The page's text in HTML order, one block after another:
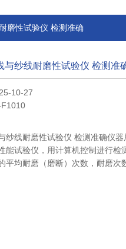
磨性试验仪 检测准确
与纱线耐磨性试验仪 检测准
10-27
F1010
纱线耐磨性试验仪 检测准确仪
能试验仪，用计算机控制进行检
平均耐磨（磨断）次数，耐磨次